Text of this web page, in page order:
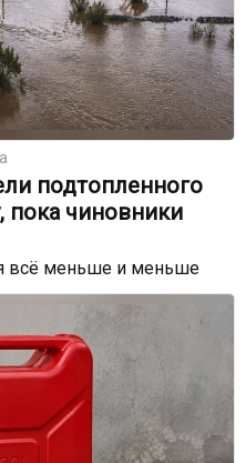
подтопленного
пока чиновники
всё меньше и меньше